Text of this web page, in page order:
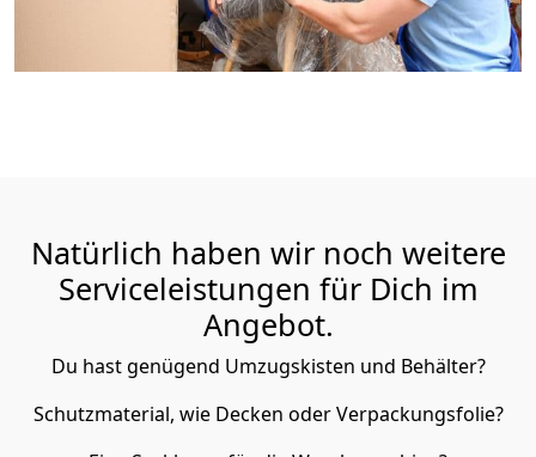
Natürlich haben wir noch weitere
Serviceleistungen für Dich im
Angebot.
Du hast genügend Umzugskisten und Behälter?
Schutzmaterial, wie Decken oder Verpackungsfolie?